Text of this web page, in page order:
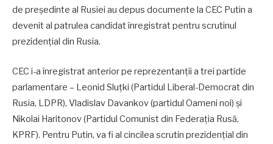
de președinte al Rusiei au depus documente la CEC Putin a
devenit al patrulea candidat înregistrat pentru scrutinul
prezidenţial din Rusia.
CEC i-a înregistrat anterior pe reprezentanţii a trei partide
parlamentare – Leonid Sluţki (Partidul Liberal-Democrat din
Rusia, LDPR), Vladislav Davankov (partidul Oameni noi) şi
Nikolai Haritonov (Partidul Comunist din Federaţia Rusă,
KPRF). Pentru Putin, va fi al cincilea scrutin prezidenţial din